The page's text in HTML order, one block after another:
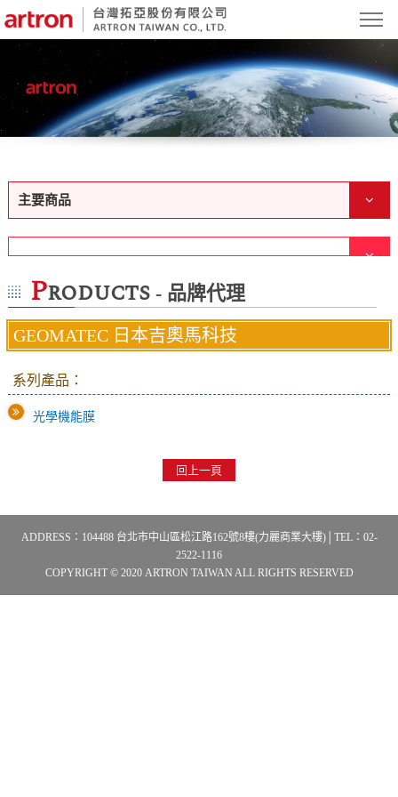
主要商品
Products- 品牌代理
GEOMATEC 日本吉奧馬科技
系列產品：
光學機能膜
回上一頁
ADDRESS：104488 台北市中山區松江路162號8樓(力麗商業大樓)│TEL：02-
2522-1116
COPYRIGHT © 2020 ARTRON TAIWAN ALL RIGHTS RESERVED